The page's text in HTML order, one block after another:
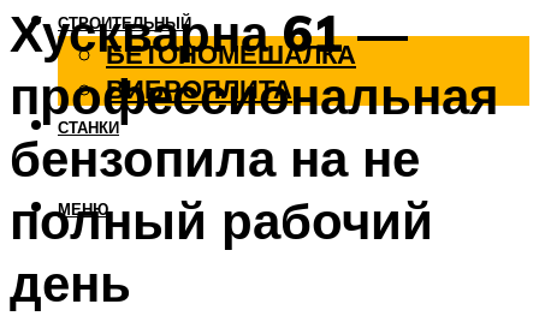
СТРОИТЕЛЬНЫЙ
БЕТОНОМЕШАЛКА
ВИБРОПЛИТА
СТАНКИ
МЕНЮ
Хускварна 61 —
профессиональная
бензопила на не
полный рабочий
день